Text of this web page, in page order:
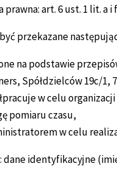
art. 6 ust. 1 lit. a
przekazane
na podstawie
Spółdzielców 19c/1,
w celu
pomiaru czasu,
w celu
identyfikacyjne